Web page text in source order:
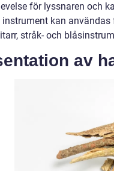
för lyssnaren och
instrument kan
stråk- och
av